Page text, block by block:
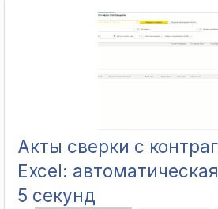
Акты сверки с
Excel:
5 секунд